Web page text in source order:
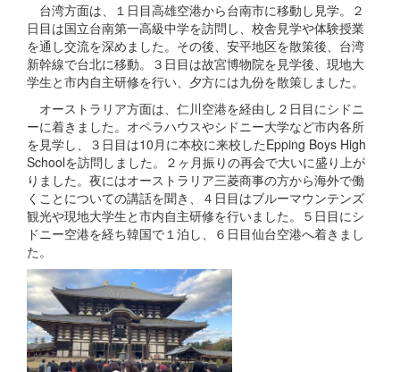
台湾方面は、１日目高雄空港から台南市に移動し見学。２
日目は国立台南第一高級中学を訪問し、校舎見学や体験授業
を通し交流を深めました。その後、安平地区を散策後、台湾
新幹線で台北に移動。３日目は故宮博物院を見学後、現地大
学生と市内自主研修を行い、夕方には九份を散策しました。
オーストラリア方面は、仁川空港を経由し２日目にシドニ
ーに着きました。オペラハウスやシドニー大学など市内各所
を見学し、３日目は10月に本校に来校したEpping Boys High
Schoolを訪問しました。２ヶ月振りの再会で大いに盛り上が
りました。夜にはオーストラリア三菱商事の方から海外で働
くことについての講話を聞き、４日目はブルーマウンテンズ
観光や現地大学生と市内自主研修を行いました。５日目にシ
ドニー空港を経ち韓国で１泊し、６日目仙台空港へ着きまし
た。